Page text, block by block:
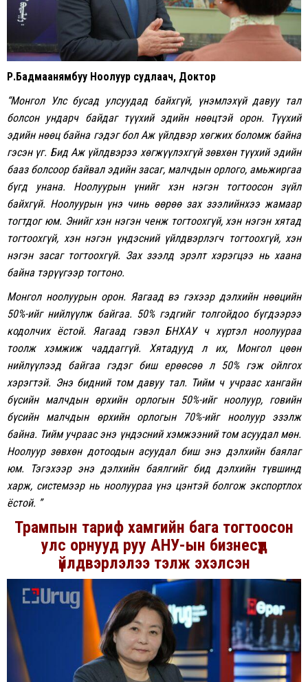
Р.Бадмаанямбуу Ноолуур судлаач, Доктор
“Монгол Улс бусад улсуудад байхгүй, үнэмлэхүйдавуу тал
болсон ундарч байдаг түүхий эдийн нөөцтэй орон. Түүхий
эдийн нөөц байна гэдэгболАж үйлдвэр хөгжихболомж байна
гэсэнүг. БидАж үйлдвэрээ хөгжүүлэхгүйзөвхөн түүхий эдийн
бааз болсоор байвал эдийн засаг, малчдын орлого, амьжиргаа
бүгд унана. Ноолуурын үнийг хэн нэгэн тогтоосон зүйл
байхгүй. Ноолуурын үнэ чинь өөрөө зах зээлийнхээ жамаар
тогтдог юм. Энийгхэн нэгэн ченж тогтоохгүй,хэн нэгэнхятад
тогтоохгүй, хэн нэгэн үндэсний үйлдвэрлэгч тогтоохгүй, хэн
нэгэн засаг тогтоохгүй. Зах зээлд эрэлт хэрэгцээ нь хаана
байна тэрүүгээр тогтоно.
Монгол ноолуурын орон. Яагаад вэ гэхээрдэлхийн нөөцийн
50%-ийг нийлүүлж байгаа. 50% гэдгийг толгойдоо бүгдээрээ
кодолчих ёстой. Яагаад гэвэл БНХАУ ч хүртэл ноолуураа
тоолжхэмжиж чаддаггүй. Хятадуудл их, Монгол
цөөн
нийлүүлээд байгаа гэдэг биш ерөөсөө л 50% гэж ойлгох
хэрэгтэй. Энэ бидний томдавуу тал. Тийм ч учраас хангайн
бүсийн малчдын өрхийн орлогын 50%-ийг ноолуур, говийн
бүсийн малчдын өрхийн орлогын 70%-ийг ноолуур эзэлж
байна. Тийм учраасэнэ үндэснийхэмжээний томасуудал мөн.
Ноолуур зөвхөн дотоодын асуудал биш энэ дэлхийн баялаг
юм. Тэгэхээр энэдэлхийн баялгийг бид дэлхийн түвшинд
харж, системээр нь ноолуураа үнэ цэнтэй болгож экспортлох
ёстой. ”
Трампын тариф хамгийн бага тогтоосон
улс орнууд руу АНУ-ын бизнесүүд
үйлдвэрлэлээ тэлж эхэлсэн